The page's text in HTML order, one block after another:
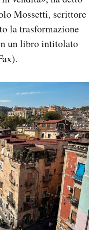
Mossetti, scrittore
la trasformazione
un libro intitolato